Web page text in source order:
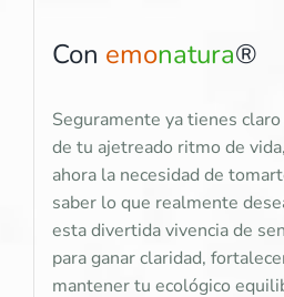
Con emonatura®
Seguramente ya tienes
de tu ajetreado ritmo de
ahora la necesidad de
saber lo que realmente
esta divertida vivencia de
para ganar claridad,
mantener tu ecológico